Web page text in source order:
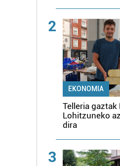
2
EKONOMIA
Telleria gaztak
Lohitzuneko
dira
3